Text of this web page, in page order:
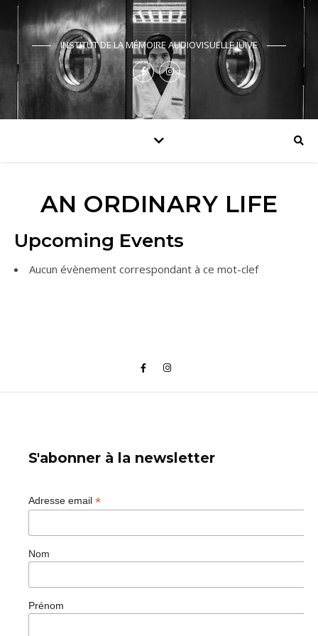
INSTITUT DE LA MÉMOIRE AUDIOVISUELLE JUIVE
AN ORDINARY LIFE
Upcoming Events
Aucun évènement correspondant à ce mot-clef
S'abonner à la newsletter
Adresse email *
Nom
Prénom